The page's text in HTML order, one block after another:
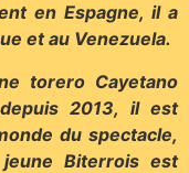
en Espagne, il a
et au Venezuela.
torero Cayetano
2013, il est
du spectacle,
Biterrois est